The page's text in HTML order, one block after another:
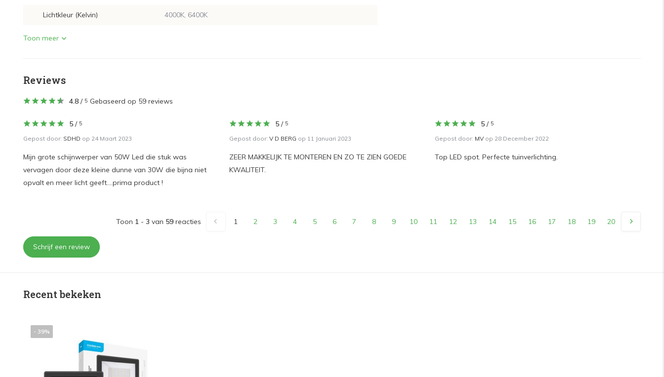
Lichtkleur (Kelvin) 4000K, 6400K
Toon meer
Reviews
4.8 / 5 Gebaseerd op 59 reviews
5 / 5
Gepost door: SDHD op 24 Maart 2023
Mijn grote schijnwerper van 50W Led die stuk was
vervagen door deze kleine dunne van 30W die bijna niet
opvalt en meer licht geeft....prima product !
5/ 5
Gepost door: V D BERG op 11 Januari 2023
ZEER MAKKELIJK TE MONTEREN EN ZO TE ZIEN GOEDE
KWALITEIT.
5 / 5
Gepost door: MVop 28 December 2022
Top LED spot. Perfecte tuinverlichting.
Toon 1 - 3 van 59 reacties 1 2 3 4 5 6 7 8 9 10 11 12 13 14 15 16 17 18 19 20
Schrijf een review
Recent bekeken
- 39%